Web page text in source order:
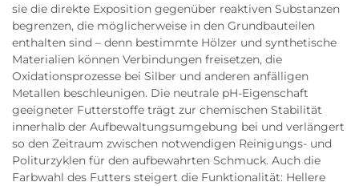
sie die direkte Exposition gegenüber reaktiven Substanzen
begrenzen, die möglicherweise in den Grundbauteilen
enthalten sind – denn bestimmte Hölzer und synthetische
Materialien können Verbindungen freisetzen, die
Oxidationsprozesse bei Silber und anderen anfälligen
Metallen beschleunigen. Die neutrale pH-Eigenschaft
geeigneter Futterstoffe trägt zur chemischen Stabilität
innerhalb der Aufbewaltungsumgebung bei und verlängert
so den Zeitraum zwischen notwendigen Reinigungs- und
Politurzyklen für den aufbewahrten Schmuck. Auch die
Farbwahl des Futters steigert die Funktionalität: Hellere